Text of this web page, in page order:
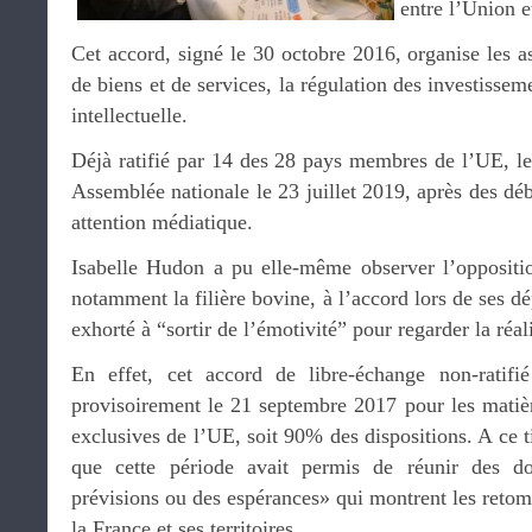
entre l’Union
Cet accord, signé le 30 octobre 2016, organise les
de biens et de services, la régulation des
intellectuelle.
Déjà ratifié par 14 des 28 pays membres de l’UE,
Assemblée nationale le 23 juillet 2019, après des
attention médiatique.
Isabelle Hudon a pu elle-même observer
notamment la filière bovine, à l’accord lors de ses
exhorté à “sortir de l’émotivité” pour regarder la
En effet, cet accord de libre-échange non-
provisoirement le 21 septembre 2017 pour les
exclusives de l’UE, soit 90% des dispositions. A ce
que cette période avait permis de réunir des
prévisions ou des espérances» qui montrent les